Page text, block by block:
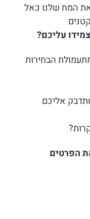
את המח שלנו כאל
עליכם?
הבחירות
אליכם
הפרטים